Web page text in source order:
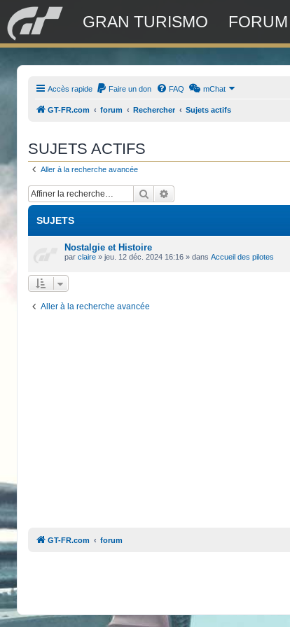
GRAN TURISMO FORUM
Accès rapide Faire un don FAQ mChat
GT-FR.com forum Rechercher Sujets actifs
SUJETS ACTIFS
Aller à la recherche avancée
Rechercher
SUJETS
Nostalgie et Histoire
parclaire »jeu. 12 déc. 2024 16:16 » dansAccueil des pilotes
Aller à la recherche avancée
GT-FR.com forum